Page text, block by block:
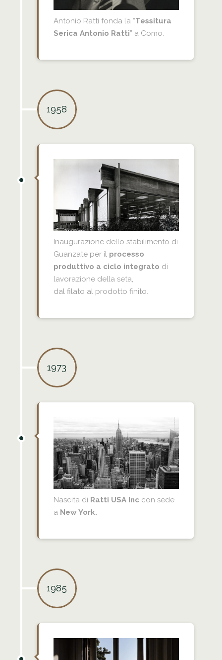
Antonio Ratti fonda la “Tessitura
Serica Antonio Ratti” a Como.
1958
Inaugurazione dello stabilimento di
Guanzate per il processo
produttivo a ciclo integrato di
lavorazione della seta,
dal filato al prodotto finito.
1973
Nascita di Ratti USA Inccon sede
a New York.
1985